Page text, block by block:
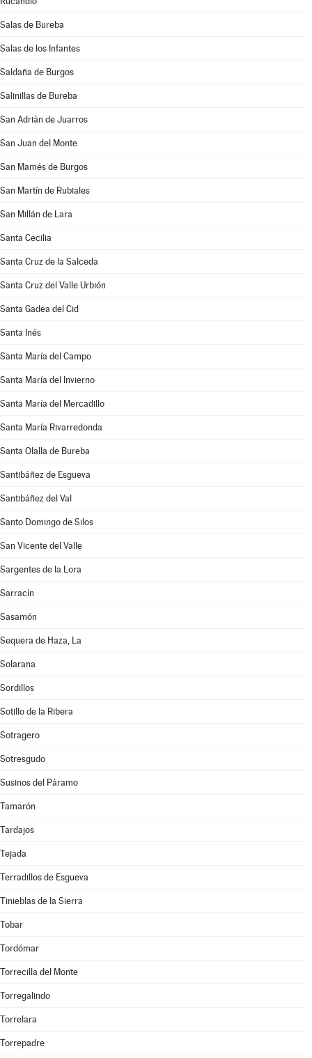
Salas de Bureba
Salas de los Infantes
Saldaña de Burgos
Salinillas de Bureba
San Adrián de Juarros
San Juan del Monte
San Mamés de Burgos
San Martín de Rubiales
San Millán de Lara
Santa Cecilia
Santa Cruz de la Salceda
Santa Cruz del Valle Urbión
Santa Gadea del Cid
Santa Inés
Santa María del Campo
Santa María del Invierno
Santa María del Mercadillo
Santa María Rivarredonda
Santa Olalla de Bureba
Santibáñez de Esgueva
Santibáñez del Val
Santo Domingo de Silos
San Vicente del Valle
Sargentes de la Lora
Sarracín
Sasamón
Sequera de Haza, La
Solarana
Sordillos
Sotillo de la Ribera
Sotragero
Sotresgudo
Susinos del Páramo
Tamarón
Tardajos
Tejada
Terradillos de Esgueva
Tinieblas de la Sierra
Tobar
Tordómar
Torrecilla del Monte
Torregalindo
Torrelara
Torrepadre